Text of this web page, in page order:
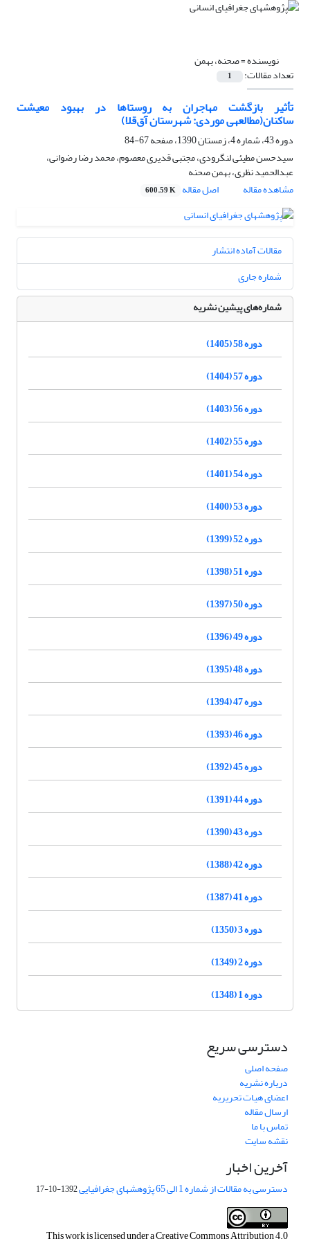
نویسنده =صحنه، بهمن
تعداد مقالات: 1
تأثیر بازگشت مهاجران به روستاها در بهبود معیشت
ساکنان(مطالعه‎ی موردی: شهرستان آق‌قلا)
دوره 43، شماره 4، زمستان 1390، صفحه
67-84
سیدحسن مطیئی لنگرودی، مجتبی قدیری معصوم، محمد رضا رضوانی،
عبدالحمید نظری، بهمن صحنه
مشاهده مقاله
اصل مقاله 600.59 K
مقالات آماده انتشار
شماره جاری
شماره‌های پیشین نشریه
دوره 58 (1405)
دوره 57 (1404)
دوره 56 (1403)
دوره 55 (1402)
دوره 54 (1401)
دوره 53 (1400)
دوره 52 (1399)
دوره 51 (1398)
دوره 50 (1397)
دوره 49 (1396)
دوره 48 (1395)
دوره 47 (1394)
دوره 46 (1393)
دوره 45 (1392)
دوره 44 (1391)
دوره 43 (1390)
دوره 42 (1388)
دوره 41 (1387)
دوره 3 (1350)
دوره 2 (1349)
دوره 1 (1348)
دسترسی سریع
صفحه اصلی
درباره نشریه
اعضای هیات تحریریه
ارسال مقاله
تماس با ما
نقشه سایت
آخرین اخبار
دسترسی به مقالات از شماره 1 الی 65 پژوهشهای جغرافیایی 1392-10-17
This work is licensed under aCreative Commons Attribution 4.0